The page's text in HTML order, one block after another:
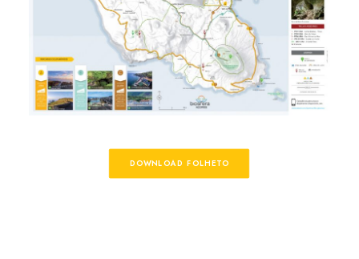
DOWNLOAD FOLHETO